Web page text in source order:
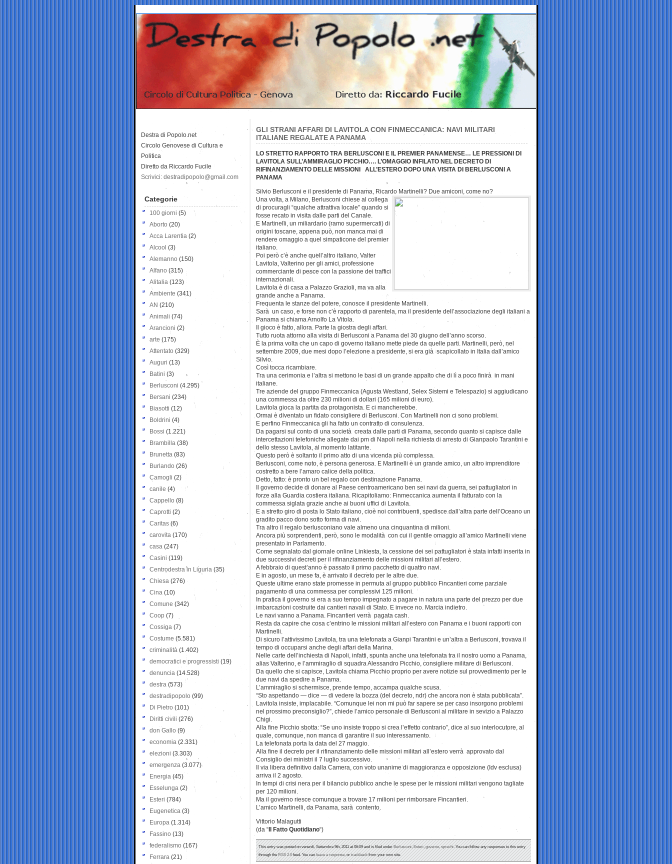
GLI STRANI AFFARI DI LAVITOLA CON FINMECCANICA: NAVI MILITARI
ITALIANE REGALATE A PANAMA
LO STRETTO RAPPORTO TRA BERLUSCONI E IL PREMIER PANAMENSE… LE PRESSIONI DI
LAVITOLA SULL’AMMIRAGLIO PICCHIO…. L’OMAGGIO INFILATO NEL DECRETO DI
RIFINANZIAMENTO DELLE MISSIONI ALL’ESTERO DOPO UNA VISITA DI BERLUSCONI A
PANAMA
Silvio Berlusconi e il presidente di Panama, Ricardo Martinelli? Due amiconi, come no?
Una volta, a Milano, Berlusconi chiese al collega
di procuragli “qualche attrattiva locale” quando si
fosse recato in visita dalle parti del Canale.
E Martinelli, un miliardario (ramo supermercati) di
origini toscane, appena può, non manca mai di
rendere omaggio a quel simpaticone del premier
italiano.
Poi però c’è anche quell’altro italiano, Valter
Lavitola, Valterino per gli amici, professione
commerciante di pesce con la passione dei traffici
internazionali.
Lavitola è di casa a Palazzo Grazioli, ma va alla
grande anche a Panama.
Frequenta le stanze del potere, conosce il presidente Martinelli.
Sarà un caso, e forse non c’è rapporto di parentela, ma il presidente dell’associazione degli italiani a
Panama si chiama Arnolfo La Vitola.
Il gioco è fatto, allora. Parte la giostra degli affari.
Tutto ruota attorno alla visita di Berlusconi a Panama del 30 giugno dell’anno scorso.
È la prima volta che un capo di governo italiano mette piede da quelle parti. Martinelli, però, nel
settembre 2009, due mesi dopo l’elezione a presidente, si era già scapicollato in Italia dall’amico
Silvio.
Così tocca ricambiare.
Tra una cerimonia e l’altra si mettono le basi di un grande appalto che di lì a poco finirà in mani
italiane.
Tre aziende del gruppo Finmeccanica (Agusta Westland, Selex Sistemi e Telespazio) si aggiudicano
una commessa da oltre 230 milioni di dollari (165 milioni di euro).
Lavitola gioca la partita da protagonista. E ci mancherebbe.
Ormai è diventato un fidato consigliere di Berlusconi. Con Martinelli non ci sono problemi.
E perfino Finmeccanica gli ha fatto un contratto di consulenza.
Da pagarsi sul conto di una società creata dalle parti di Panama, secondo quanto si capisce dalle
intercettazioni telefoniche allegate dai pm di Napoli nella richiesta di arresto di Gianpaolo Tarantini e
dello stesso Lavitola, al momento latitante.
Questo però è soltanto il primo atto di una vicenda più complessa.
Berlusconi, come noto, è persona generosa. E Martinelli è un grande amico, un altro imprenditore
costretto a bere l’amaro calice della politica.
Detto, fatto: è pronto un bel regalo con destinazione Panama.
Il governo decide di donare al Paese centroamericano ben sei navi da guerra, sei pattugliatori in
forze alla Guardia costiera italiana. Ricapitoliamo: Finmeccanica aumenta il fatturato con la
commessa siglata grazie anche ai buoni uffici di Lavitola.
E a stretto giro di posta lo Stato italiano, cioè noi contribuenti, spedisce dall’altra parte dell’Oceano un
gradito pacco dono sotto forma di navi.
Tra altro il regalo berlusconiano vale almeno una cinquantina di milioni.
Ancora più sorprendenti, però, sono le modalità con cui il gentile omaggio all’amico Martinelli viene
presentato in Parlamento.
Come segnalato dal giornale online Linkiesta, la cessione dei sei pattugliatori è stata infatti inserita in
due successivi decreti per il rifinanziamento delle missioni militari all’estero.
A febbraio di quest’anno è passato il primo pacchetto di quattro navi.
E in agosto, un mese fa, è arrivato il decreto per le altre due.
Queste ultime erano state promesse in permuta al gruppo pubblico Fincantieri come parziale
pagamento di una commessa per complessivi 125 milioni.
In pratica il governo si era a suo tempo impegnato a pagare in natura una parte del prezzo per due
imbarcazioni costruite dai cantieri navali di Stato. E invece no. Marcia indietro.
Le navi vanno a Panama. Fincantieri verrà pagata cash.
Resta da capire che cosa c’entrino le missioni militari all’estero con Panama e i buoni rapporti con
Martinelli.
Di sicuro l’attivissimo Lavitola, tra una telefonata a Gianpi Tarantini e un’altra a Berlusconi, trovava il
tempo di occuparsi anche degli affari della Marina.
Nelle carte dell’inchiesta di Napoli, infatti, spunta anche una telefonata tra il nostro uomo a Panama,
alias Valterino, e l’ammiraglio di squadra Alessandro Picchio, consigliere militare di Berlusconi.
Da quello che si capisce, Lavitola chiama Picchio proprio per avere notizie sul provvedimento per le
due navi da spedire a Panama.
L’ammiraglio si schermisce, prende tempo, accampa qualche scusa.
“Sto aspettando — dice — di vedere la bozza (del decreto, ndr) che ancora non è stata pubblicata”.
Lavitola insiste, implacabile. “Comunque lei non mi può far sapere se per caso insorgono problemi
nel prossimo preconsiglio?”, chiede l’amico personale di Berlusconi al militare in sevizio a Palazzo
Chigi.
Alla fine Picchio sbotta: “Se uno insiste troppo si crea l’effetto contrario”, dice al suo interlocutore, al
quale, comunque, non manca di garantire il suo interessamento.
La telefonata porta la data del 27 maggio.
Alla fine il decreto per il rifinanziamento delle missioni militari all’estero verrà approvato dal
Consiglio dei ministri il 7 luglio successivo.
Il via libera definitivo dalla Camera, con voto unanime di maggioranza e opposizione (Idv esclusa)
arriva il 2 agosto.
In tempi di crisi nera per il bilancio pubblico anche le spese per le missioni militari vengono tagliate
per 120 milioni.
Ma il governo riesce comunque a trovare 17 milioni per rimborsare Fincantieri.
L’amico Martinelli, da Panama, sarà contento.
Vittorio Malagutti
(da “ Il Fatto Quotidiano“)
This entry was posted on venerdì, Settembre 9th, 2011 at 06:09 and is filed underBerlusconi,Esteri,governo,sprechi. You can follow any responses to this entry
through theRSS 2.0feed. You canleave a response, ortrackbackfrom your own site.
Destra di Popolo.net
Circolo Genovese di Cultura e
Politica
Diretto da Riccardo Fucile
Scrivici: destradipopolo@gmail.com
Categorie
100 giorni (5)
Aborto (20)
Acca Larentia (2)
Alcool (3)
Alemanno (150)
Alfano (315)
Alitalia (123)
Ambiente (341)
AN (210)
Animali (74)
Arancioni (2)
arte (175)
Attentato (329)
Auguri (13)
Batini (3)
Berlusconi (4.295)
Bersani (234)
Biasotti (12)
Boldrini (4)
Bossi (1.221)
Brambilla (38)
Brunetta (83)
Burlando (26)
Camogli (2)
canile (4)
Cappello (8)
Caprotti (2)
Caritas (6)
carovita (170)
casa (247)
Casini (119)
Centrodestra in Liguria (35)
Chiesa (276)
Cina (10)
Comune (342)
Coop (7)
Cossiga (7)
Costume (5.581)
criminalità (1.402)
democratici e progressisti (19)
denuncia (14.528)
destra (573)
destradipopolo (99)
Di Pietro (101)
Diritti civili (276)
don Gallo (9)
economia (2.331)
elezioni (3.303)
emergenza (3.077)
Energia (45)
Esselunga (2)
Esteri (784)
Eugenetica (3)
Europa (1.314)
Fassino (13)
federalismo (167)
Ferrara (21)